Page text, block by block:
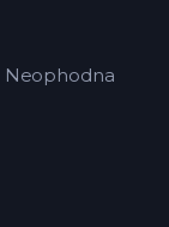
Neophodna